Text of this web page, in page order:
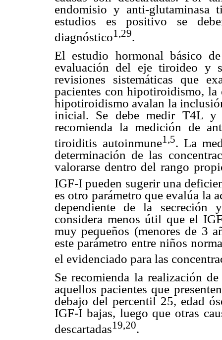
endomisio y anti-glutaminasa
estudios es positivo se
diagnóstico1,29.
El estudio hormonal básico
evaluación del eje tiroideo y
revisiones sistemáticas que
pacientes con hipotiroidismo,
hipotiroidismo avalan la
inicial. Se debe medir T4L y
recomienda la medición de
tiroiditis autoinmune1,5. La
determinación de las
valorarse dentro del rango
IGF-I pueden sugerir una
es otro parámetro que evalúa la
dependiente de la
considera menos útil que el
muy pequeños (menores de 3
este parámetro entre niños
el evidenciado para las
Se recomienda la realización
aquellos pacientes que
debajo del percentil 25, edad
IGF-I bajas, luego que otras
descartadas19,20.